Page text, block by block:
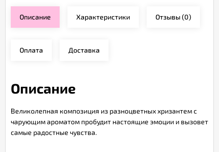
Описание Характеристики Отзывы(0)
Оплата Доставка
Описание
Великолепная композиция из разноцветных хризантем с
чарующим ароматом пробудит настоящие эмоции и вызовет
самые радостные чувства.